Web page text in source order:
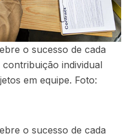
o sucesso de cada
individual
em equipe. Foto:
o sucesso de cada